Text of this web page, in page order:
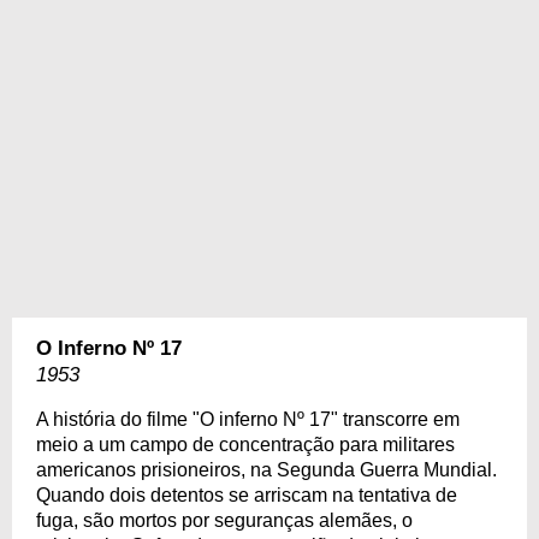
O Inferno Nº 17
1953
A história do filme "O inferno Nº 17" transcorre em
meio a um campo de concentração para militares
americanos prisioneiros, na Segunda Guerra Mundial.
Quando dois detentos se arriscam na tentativa de
fuga, são mortos por seguranças alemães, o